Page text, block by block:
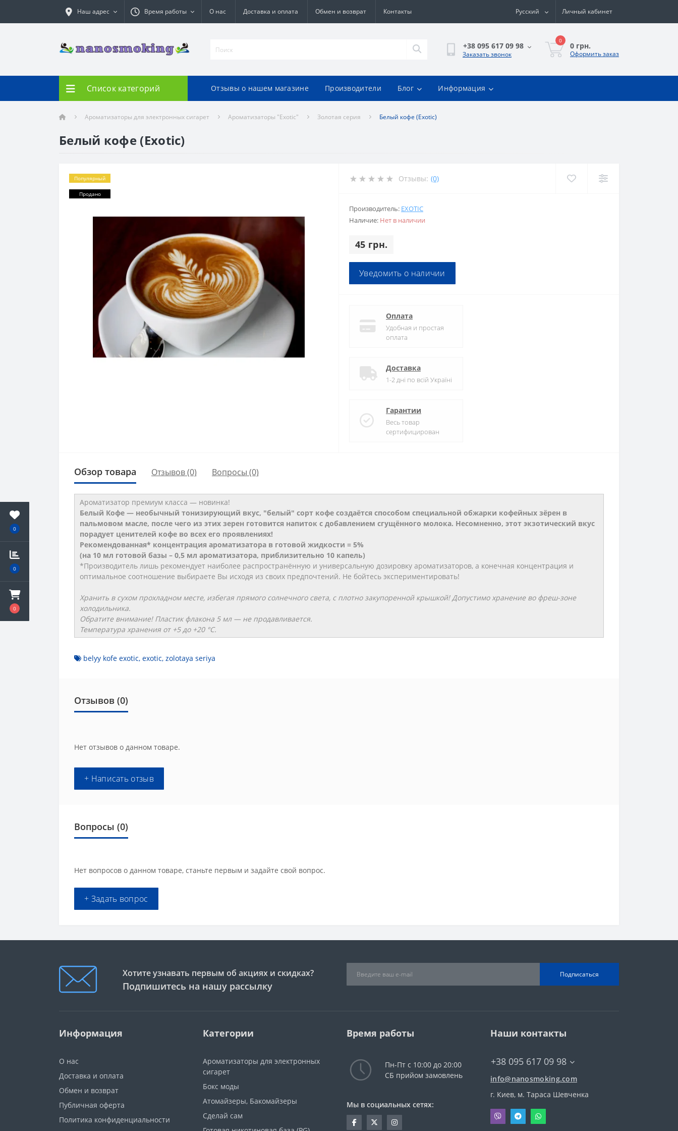
0
0
0
Наш адрес Время работы О нас Доставка и оплата Обмен и возврат Контакты Русский Личный кабинет
+38 095 617 09 98
Заказать звонок
0
0 грн.
Оформить заказ
Список категорий Отзывы о нашем магазине Производители Блог Информация
Ароматизаторы для электронных сигарет Ароматизаторы "Exotic" Золотая серия Белый кофе (Exotic)
Белый кофе (Exotic)
Популярный
Продано
Отзывы: (0)
Производитель: EXOTIC
Наличие: Нет в наличии
45 грн.
Уведомить о наличии
Оплата
Удобная и простая
оплата
Доставка
1-2 дні по всій Україні
Гарантии
Весь товар
сертифицирован
Обзор товара Отзывов (0) Вопросы (0)
Ароматизатор премиум класса ― новинка!
Белый Кофе ― необычный тонизирующий вкус, "белый" сорт кофе создаётся способом специальной обжарки кофейных зёрен в
пальмовом масле, после чего из этих зерен готовится напиток с добавлением сгущённого молока. Несомненно, этот экзотический вкус
порадует ценителей кофе во всех его проявлениях!
Рекомендованная* концентрация ароматизатора в готовой жидкости = 5%
(на 10 мл готовой базы – 0,5 мл ароматизатора, приблизительно 10 капель)
*Производитель лишь рекомендует наиболее распространённую и универсальную дозировку ароматизаторов, а конечная концентрация и
оптимальное соотношение выбираете Вы исходя из своих предпочтений. Не бойтесь экспериментировать!
Хранить в сухом прохладном месте, избегая прямого солнечного света, с плотно закупоренной крышкой! Допустимо хранение во фреш-зоне
холодильника.
Обратите внимание! Пластик флакона 5 мл ― не продавливается.
Температура хранения от +5 до +20 °C.
belyy kofe exotic, exotic, zolotaya seriya
Отзывов (0)
Нет отзывов о данном товаре.
+ Написать отзыв
Вопросы (0)
Нет вопросов о данном товаре, станьте первым и задайте свой вопрос.
+ Задать вопрос
Хотите узнавать первым об акциях и скидках?
Подпишитесь на нашу рассылку
Подписаться
Информация
О нас
Доставка и оплата
Обмен и возврат
Публичная оферта
Политика конфиденциальности
Категории
Ароматизаторы для электронных
сигарет
Бокс моды
Атомайзеры, Бакомайзеры
Сделай сам
Время работы
Пн-Пт с 10:00 до 20:00
СБ прийом замовлень
Мы в социальных сетях:
Наши контакты
+38 095 617 09 98
info@nanosmoking.com
г. Киев, м. Тараса Шевченка